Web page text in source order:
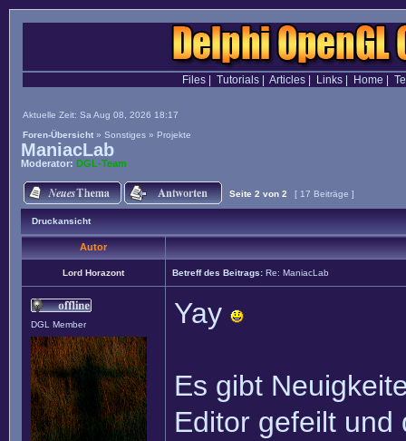
Files| Tutorials| Articles| Links| Home
Aktuelle Zeit: Sa Aug 08, 2026 18:17
Foren-Übersicht » Sonstiges » Projekte
ManiacLab
Moderator: DGL-Team
Seite 2 von 2 [ 17 Beiträge ]
Druckansicht
Autor
Lord Horazont Betreff des Beitrags: Re: ManiacLab
DGL Member Yay
Es gibt
Editor gefeilt und